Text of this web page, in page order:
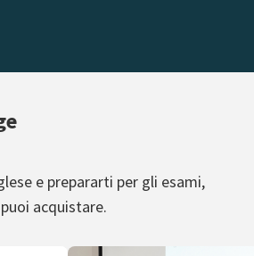
e prepararti per gli esami,
acquistare.